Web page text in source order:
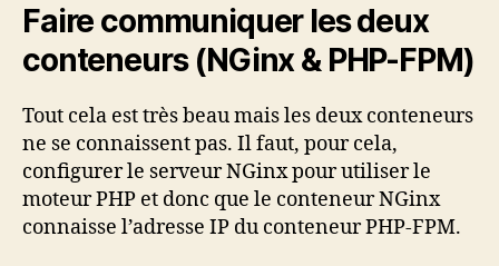
Faire communiquer les deux
conteneurs (NGinx & PHP-FPM)
Tout cela est très beau mais les deux conteneurs
ne se connaissent pas. Il faut, pour cela,
configurer le serveur NGinx pour utiliser le
moteur PHP et donc que le conteneur NGinx
connaisse l’adresse IP du conteneur PHP-FPM.